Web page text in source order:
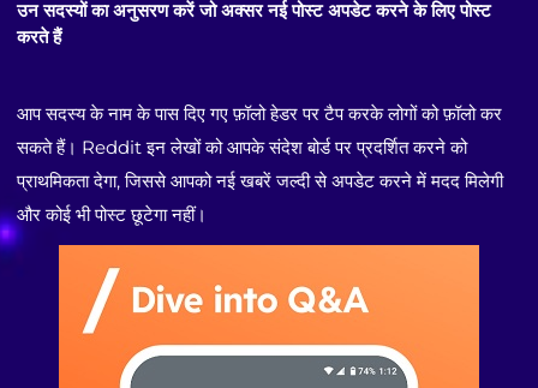
उन सदस्यों का अनुसरण करें जो अक्सर नई पोस्ट अपडेट करने के लिए पोस्ट
करते हैं
आप सदस्य के नाम के पास दिए गए फ़ॉलो हेडर पर टैप करके लोगों को फ़ॉलो कर
सकते हैं। Reddit इन लेखों को आपके संदेश बोर्ड पर प्रदर्शित करने को
प्राथमिकता देगा, जिससे आपको नई खबरें जल्दी से अपडेट करने में मदद मिलेगी
और कोई भी पोस्ट छूटेगा नहीं।